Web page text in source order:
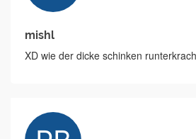
mishl
XD wie der dicke schinken